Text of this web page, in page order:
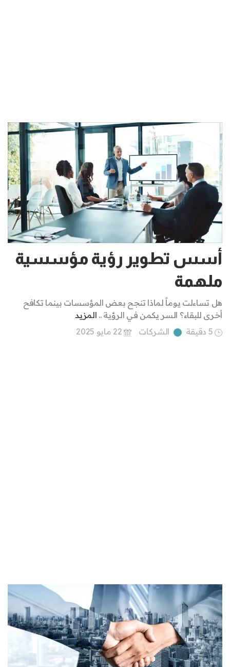
أسس تطوير رؤية مؤسسية
ملهمة
هل تساءلت يوماً لماذا تنجح بعض المؤسسات بينما تكافح
أخرى للبقاء؟ السر يكمن في الرؤية .. المزيد
5 دقيقة
الشركات 22 مايو 2025